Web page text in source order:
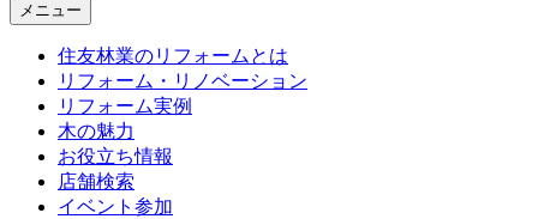
メニュー
住友林業のリフォームとは
リフォーム・リノベーション
リフォーム実例
木の魅力
お役立ち情報
店舗検索
イベント参加